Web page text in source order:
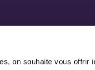
on souhaite vous offrir